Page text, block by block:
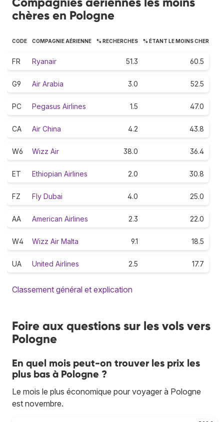
chères en Pologne
CODE COMPAGNIE AÉRIENNE % RECHERCHES % ÉTANT LE MOINS CHER
FR Ryanair 51.3 60.5
G9 Air Arabia 3.0 52.5
PC Pegasus Airlines 1.5 47.0
CA Air China 4.2 43.8
W6 Wizz Air 38.0 36.4
ET Ethiopian Airlines 2.0 30.8
FZ Fly Dubai 4.0 25.0
AA American Airlines 2.3 22.0
W4 Wizz Air Malta 9.1 18.5
UA United Airlines 2.5 17.7
Classement général et explication
Foire aux questions sur les vols vers
Pologne
En quel mois peut-on trouver les prix les
plus bas à Pologne ?
Le mois le plus économique pour voyager à Pologne
est novembre.